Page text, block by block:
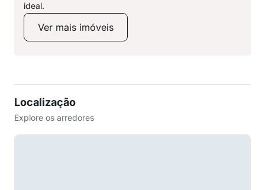
ideal.
Ver mais imóveis
Localização
Explore os arredores